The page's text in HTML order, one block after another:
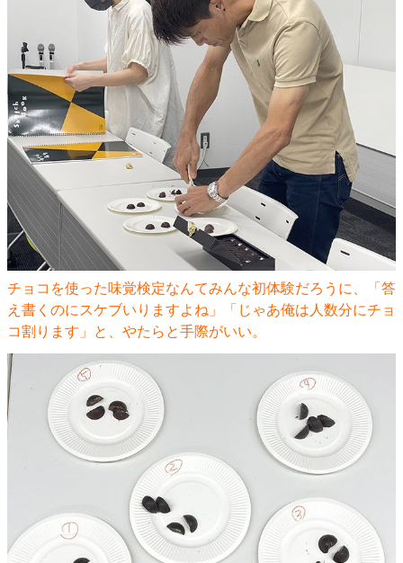
チョコを使った味覚検定なんてみんな初体験だろうに、「答
え書くのにスケブいりますよね」「じゃあ俺は人数分にチョ
コ割ります」と、やたらと手際がいい。